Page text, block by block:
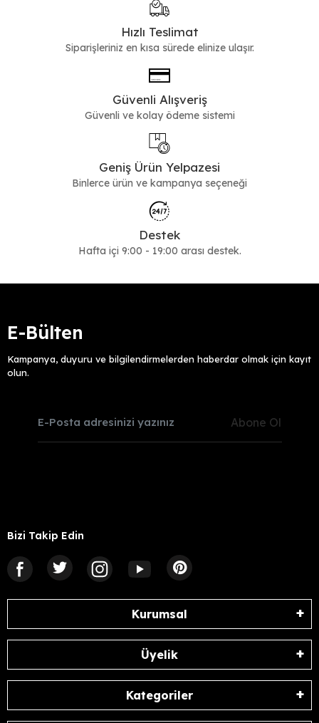
Hızlı Teslimat
Siparişleriniz en kısa sürede elinize ulaşır.
Güvenli Alışveriş
Güvenli ve kolay ödeme sistemi
Geniş Ürün Yelpazesi
Binlerce ürün ve kampanya seçeneği
Destek
Hafta içi 9:00 - 19:00 arası destek.
E-Bülten
Kampanya, duyuru ve bilgilendirmelerden haberdar olmak için kayıt
olun.
Abone Ol
Bizi Takip Edin
Kurumsal
Üyelik
Kategoriler